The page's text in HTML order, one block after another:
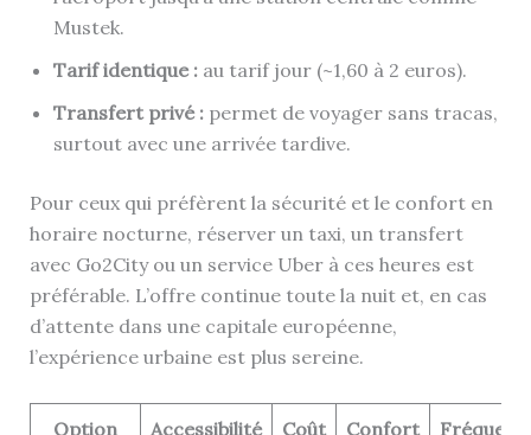
Mustek.
Tarif identique :au tarif jour (~1,60 à 2 euros).
Transfert privé :permet de voyager sans tracas,
surtout avec une arrivée tardive.
Pour ceux qui préfèrent la sécurité et le confort en
horaire nocturne, réserver un taxi, un transfert
avec Go2City ou un service Uber à ces heures est
préférable. L’offre continue toute la nuit et, en cas
d’attente dans une capitale européenne,
l’expérience urbaine est plus sereine.
Option Accessibilité Coût Confort